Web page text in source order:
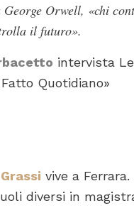
George Orwell, «chi
il futuro».
intervista
Quotidiano»
vive a Ferrara.
diversi in